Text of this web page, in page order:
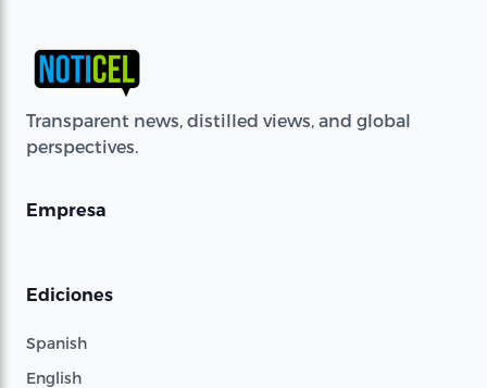
Transparent news, distilled views, and global
perspectives.
Empresa
Ediciones
Spanish
English